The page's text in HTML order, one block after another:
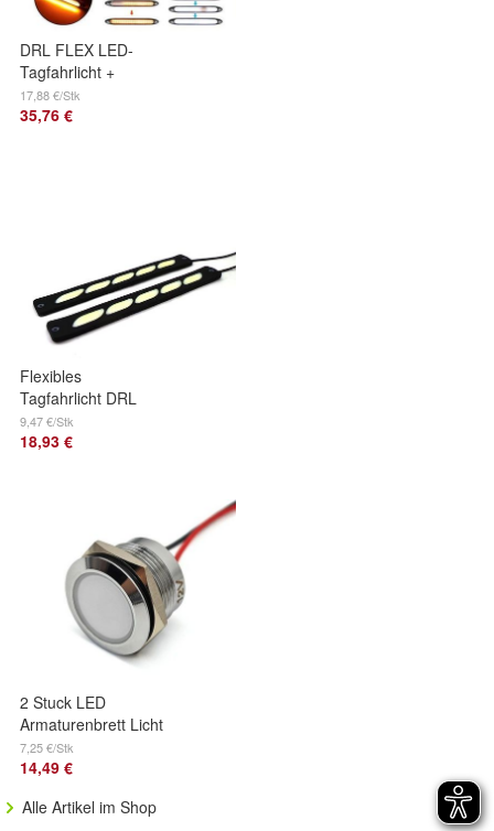
DRL FLEX LED-
Tagfahrlicht +
dynamische
Richtungsanzeige +
17,88 €/Stk
35,76 €
Flexibles
Tagfahrlicht DRL
COB LED 1000lm
Off-Road
9,47 €/Stk
18,93 €
2 Stuck LED
Armaturenbrett Licht
22mm Weiss Off-
Road
7,25 €/Stk
14,49 €
Alle Artikel im Shop